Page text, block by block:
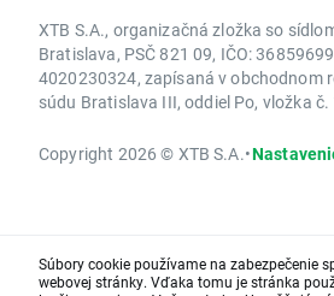
XTB S.A., organizačná zložka so
Bratislava, PSČ 821 09, IČO:
4020230324, zapísaná v obchodnom
súdu Bratislava III, oddiel Po, vložka
Copyright 2026 © XTB S.A.•
Súbory cookie používame na zabezpečenie
webovej stránky. Vďaka tomu je stránka